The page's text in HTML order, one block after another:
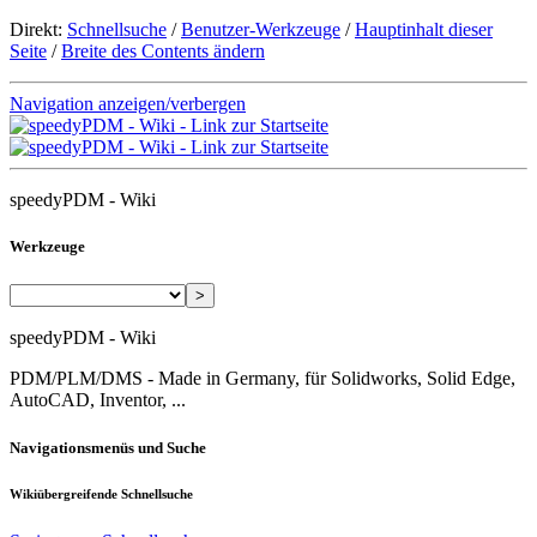
Direkt: Schnellsuche / Benutzer-Werkzeuge / Hauptinhalt dieser
Seite / Breite des Contents ändern
Navigation anzeigen/verbergen
speedyPDM - Wiki
Werkzeuge
>
speedyPDM - Wiki
PDM/PLM/DMS - Made in Germany, für Solidworks, Solid Edge,
AutoCAD, Inventor, ...
Navigationsmenüs und Suche
Wikiübergreifende Schnellsuche